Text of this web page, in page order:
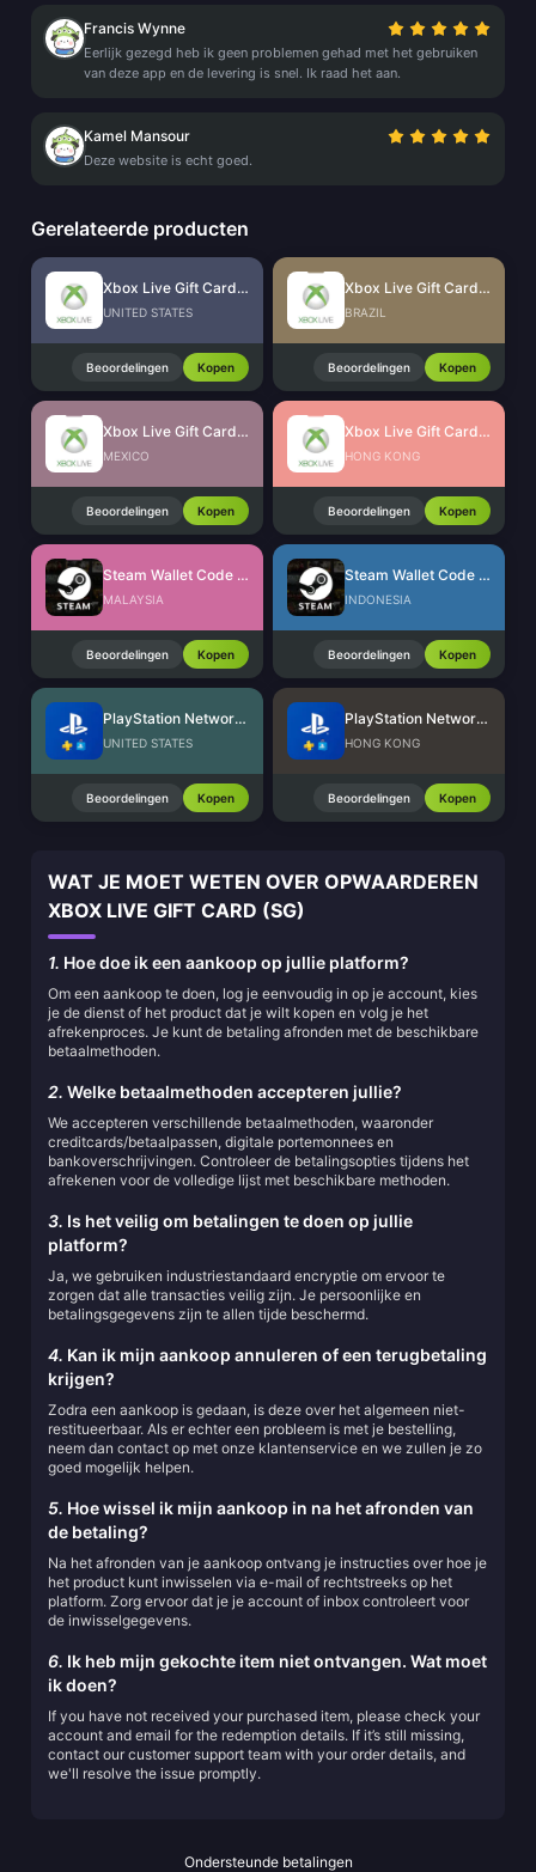
Francis Wynne
Eerlijk gezegd heb ik geen problemen gehad met het gebruiken
van deze app en de levering is snel. Ik raad het aan.
Kamel Mansour
Deze website is echt goed.
Gerelateerde producten
Xbox Live Gift Card (US)
UNITED STATES
Beoordelingen Kopen
Xbox Live Gift Card (BR)
BRAZIL
Beoordelingen Kopen
Xbox Live Gift Card (MX)
MEXICO
Beoordelingen Kopen
Xbox Live Gift Card (HK)
HONG KONG
Beoordelingen Kopen
Steam Wallet Code (MYR)
MALAYSIA
Beoordelingen Kopen
Steam Wallet Code (IDR)
INDONESIA
Beoordelingen Kopen
PlayStation Network Card (US)
UNITED STATES
Beoordelingen Kopen
PlayStation Network Card (HK)
HONG KONG
Beoordelingen Kopen
WAT JE MOET WETEN OVER OPWAARDEREN
XBOX LIVE GIFT CARD (SG)
1. Hoe doe ik een aankoop op jullie platform?
Om een aankoop te doen, log je eenvoudig in op je account, kies
je de dienst of het product dat je wilt kopen en volg je het
afrekenproces. Je kunt de betaling afronden met de beschikbare
betaalmethoden.
2. Welke betaalmethoden accepteren jullie?
We accepteren verschillende betaalmethoden, waaronder
creditcards/betaalpassen, digitale portemonnees en
bankoverschrijvingen. Controleer de betalingsopties tijdens het
afrekenen voor de volledige lijst met beschikbare methoden.
3. Is het veilig om betalingen te doen op jullie
platform?
Ja, we gebruiken industriestandaard encryptie om ervoor te
zorgen dat alle transacties veilig zijn. Je persoonlijke en
betalingsgegevens zijn te allen tijde beschermd.
4. Kan ik mijn aankoop annuleren of een terugbetaling
krijgen?
Zodra een aankoop is gedaan, is deze over het algemeen niet-
restitueerbaar. Als er echter een probleem is met je bestelling,
neem dan contact op met onze klantenservice en we zullen je zo
goed mogelijk helpen.
5. Hoe wissel ik mijn aankoop in na het afronden van
de betaling?
Na het afronden van je aankoop ontvang je instructies over hoe je
het product kunt inwisselen via e-mail of rechtstreeks op het
platform. Zorg ervoor dat je je account of inbox controleert voor
de inwisselgegevens.
6. Ik heb mijn gekochte item niet ontvangen. Wat moet
ik doen?
If you have not received your purchased item, please check your
account and email for the redemption details. If it’s still missing,
contact our customer support team with your order details, and
we'll resolve the issue promptly.
Ondersteunde betalingen